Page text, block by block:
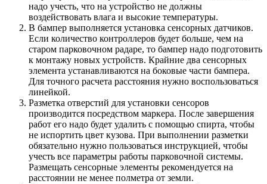
надо учесть, что на устройство не должны
воздействовать влага и высокие температуры.
В бампер выполняется установка сенсорных датчиков.
Если количество контроллеров будет больше, чем на
старом парковочном радаре, то бампер надо подготовить
к монтажу новых устройств. Крайние два сенсорных
элемента устанавливаются на боковые части бампера.
Для точного расчета расстояния нужно воспользоваться
линейкой.
Разметка отверстий для установки сенсоров
производится посредством маркера. После завершения
работ его надо будет удалить с помощью спирта, чтобы
не испортить цвет кузова. При выполнении разметки
обязательно нужно пользоваться инструкцией, чтобы
учесть все параметры работы парковочной системы.
Размещать сенсорные элементы рекомендуется на
расстоянии не менее полметра от земли.